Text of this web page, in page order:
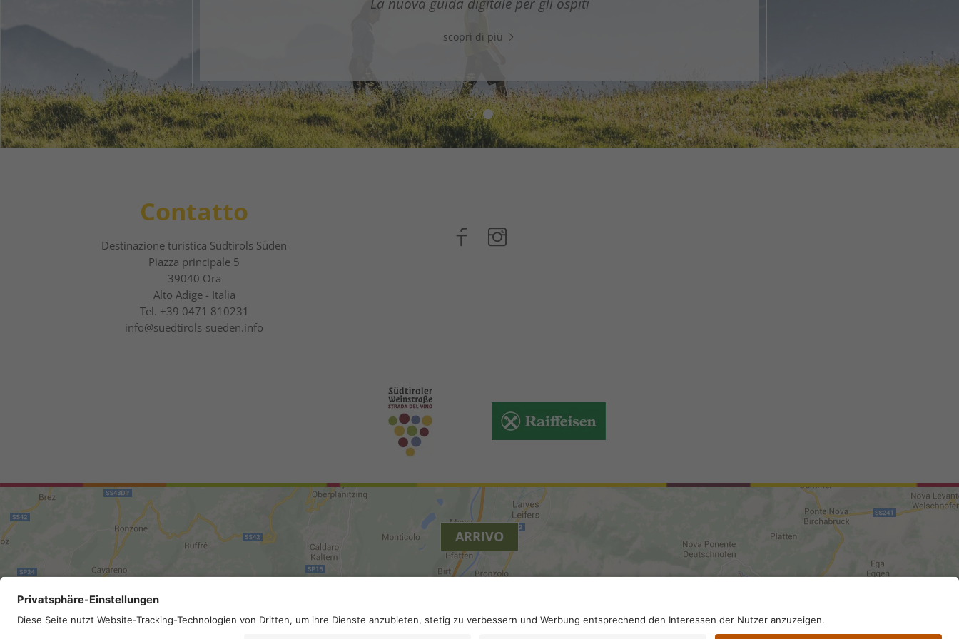
WhatsApp e inizia subito a chattare!
scopri di più
scopri di più
1 2
Contatto
Destinazione turistica Südtirols Süden
Piazza principale 5
39040 Ora
Alto Adige - Italia
Tel. +39 0471 810231
info@suedtirols-sueden.info
ARRIVO
Mappa del sito . Credits . Privacy . Accessibilità . Impostazioni privacy . Partita IVA IT 02296130210; SDI-Kodex: A4RZ960